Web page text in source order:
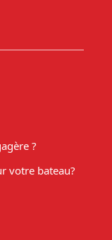
?
votre bateau?